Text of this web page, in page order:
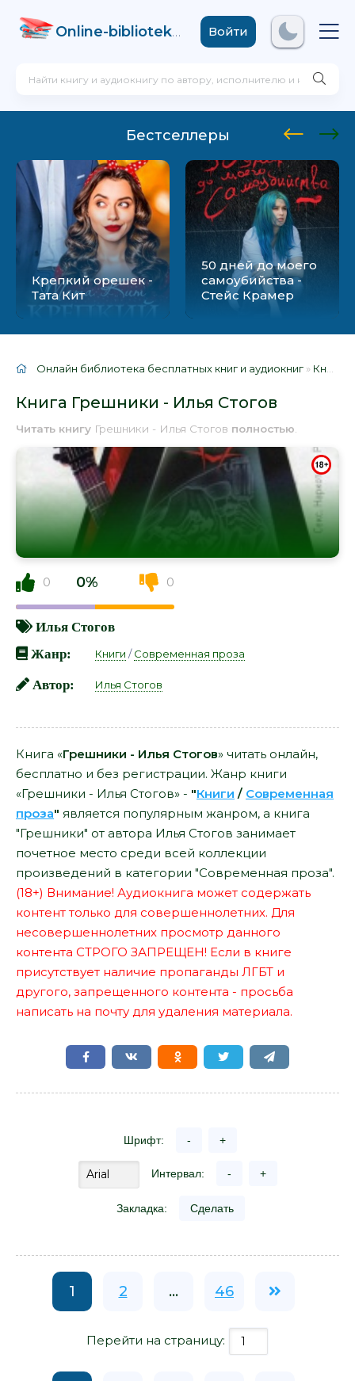
Online-biblioteka .comВойти
Бестселлеры
Крепкий орешек -
Тата Кит
50 дней до моего
самоубийства -
Стейс Крамер
Онлайн библиотека бесплатных книг и аудиокниг » Книги
Книга Грешники - Илья Стогов
Читать книгу Грешники - Илья Стогов полностью
0 0% 0
Илья Стогов
Жанр:
Книги /Современная проза
Автор: Илья Стогов
Книга «Грешники - Илья Стогов» читать онлайн,
бесплатно и без регистрации. Жанр книги
«Грешники - Илья Стогов» - "Книги / Современная
проза" является популярным жанром, а книга
"Грешники" от автора Илья Стогов занимает
почетное место среди всей коллекции
произведений в категории "Современная проза".
(18+) Внимание! Аудиокнига может содержать
контент только для совершеннолетних. Для
несовершеннолетних просмотр данного
контента СТРОГО ЗАПРЕЩЕН! Если в книге
присутствует наличие пропаганды ЛГБТ и
другого, запрещенного контента - просьба
написать на почту для удаления материала.
Шрифт: - +
Интервал: - +
Закладка: Сделать
1 2 ... 46
Перейти на страницу: